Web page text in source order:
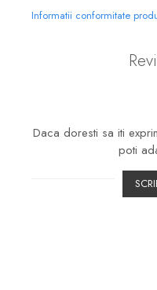
Informatii conformitate
Daca doresti sa iti
poti